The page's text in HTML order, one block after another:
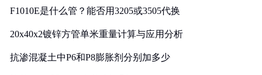
F1010E是什么管？能否用3205或3505代换
20x40x2镀锌方管单米重量计算与应用分析
抗渗混凝土中P6和P8膨胀剂分别加多少